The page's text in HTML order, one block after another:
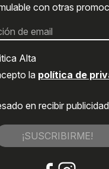
con otras
Alta
la política de
en recibir
¡SUSCRIBIRME!